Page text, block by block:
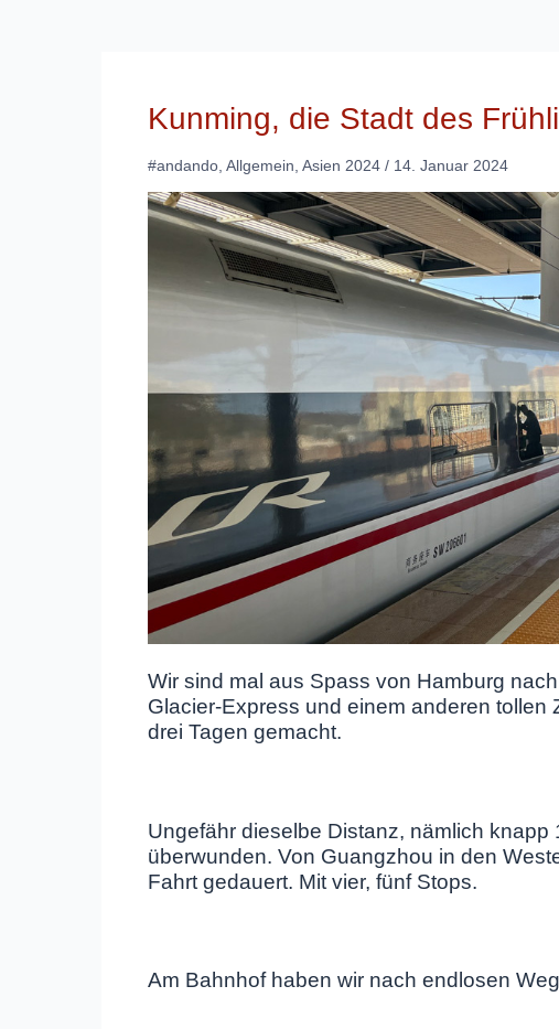
Kunming, die Stadt des
#andando Allgemein Asien 2024 / 14. Januar 2024
Wir sind mal aus Spass von Hamburg
Glacier-Express und einem anderen tollen
drei Tagen gemacht.
Ungefähr dieselbe Distanz, nämlich
überwunden. Von Guangzhou in den
Fahrt gedauert. Mit vier, fünf Stops.
Am Bahnhof haben wir nach endlosen